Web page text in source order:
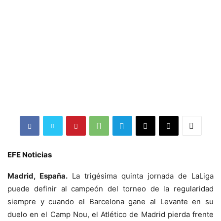
EFE Noticias
Madrid, España. La trigésima quinta jornada de LaLiga
puede definir al campeón del torneo de la regularidad
siempre y cuando el Barcelona gane al Levante en su
duelo en el Camp Nou, el Atlético de Madrid pierda frente